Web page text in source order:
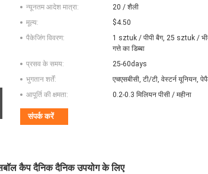
न्यूनतम आदेश मात्रा:
20 / शैली
मूल्य:
$4.50
पैकेजिंग विवरण:
1 sztuk / पीपी बैग, 25 sztuk /
गत्ते का डिब्बा
प्रसव के समय:
25-60days
भुगतान शर्तें:
एचएसबीसी, टी/टी, वेस्टर्न यूनियन,
आपूर्ति की क्षमता:
0.2-0.3 मिलियन पीसी / महीना
संपर्क करें
कैप दैनिक दैनिक उपयोग के लिए